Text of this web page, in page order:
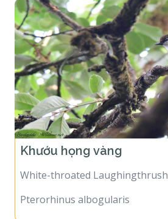
Khướu họng vàng
White-throated Laughingthrush
Pterorhinus albogularis